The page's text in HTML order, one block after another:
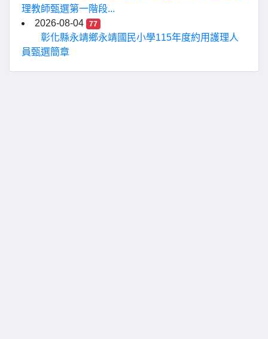
理教師甄選第一階段...
2026-08-04
77
彰化縣永靖鄉永靖國民小學115年度約用護理人
員甄選簡章